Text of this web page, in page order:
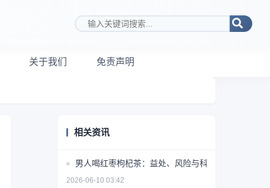
搜索关键词
关于我们 免责声明
相关资讯
男人喝红枣枸杞茶：益处、风险与科学饮用指南
2026-06-10 03:42